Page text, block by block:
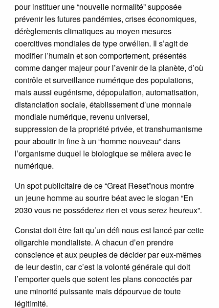
pour instituer une “nouvelle normalité” supposée
prévenir les futures pandémies, crises économiques,
dérèglements climatiques au moyen mesures
coercitives mondiales de type orwélien. Il s’agit de
modifier l’humain et son comportement, présentés
comme danger majeur pour l’avenir de la planète, d’où
contrôle et surveillance numérique des populations,
mais aussi eugénisme, dépopulation, automatisation,
distanciation sociale, établissement d’une monnaie
mondiale numérique, revenu universel,
suppression de la propriété privée, et transhumanisme
pour aboutir in fine à un “homme nouveau” dans
l’organisme duquel le biologique se mêlera avec le
numérique.
Un spot publicitaire de ce “Great Reset”nous montre
un jeune homme au sourire béat avec le slogan “En
2030 vous ne posséderez rien et vous serez heureux”.
Constat doit être fait qu’un défi nous est lancé par cette
oligarchie mondialiste. A chacun d’en prendre
conscience et aux peuples de décider par eux-mêmes
de leur destin, car c’est la volonté générale qui doit
l’emporter quels que soient les plans concoctés par
une minorité puissante mais dépourvue de toute
légitimité.